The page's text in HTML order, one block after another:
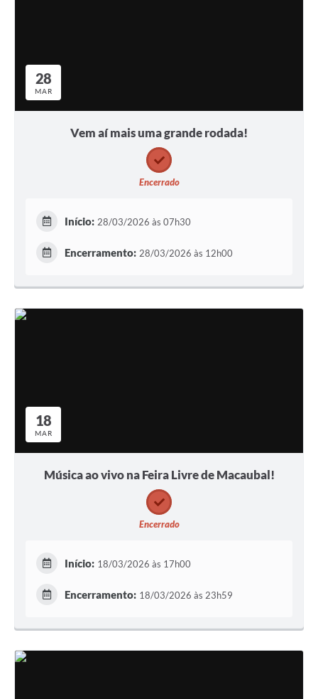
28
MAR
Vem aí mais uma grande rodada!
Encerrado
Início: 28/03/2026 às 07h30
Encerramento: 28/03/2026 às 12h00
18
MAR
Música ao vivo na Feira Livre de Macaubal!
Encerrado
Início: 18/03/2026 às 17h00
Encerramento: 18/03/2026 às 23h59